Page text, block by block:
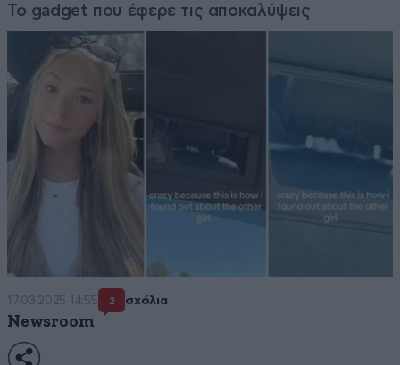
Το gadget που έφερε τις αποκαλύψεις
17·03·2025 14:55 2 σχόλια
Newsroom